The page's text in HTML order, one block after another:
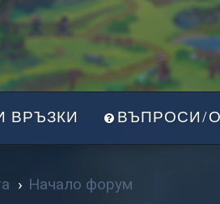
ВРЪЗКИ ВЪПРОСИ/
Начало форум